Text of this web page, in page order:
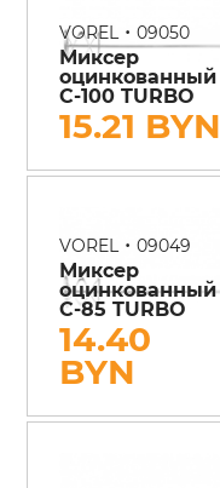
VOREL • 09050
Миксер
оцинкованный
С-100 TURBO
15.21 BYN
VOREL • 09049
Миксер
оцинкованный
С-85 TURBO
14.40
BYN